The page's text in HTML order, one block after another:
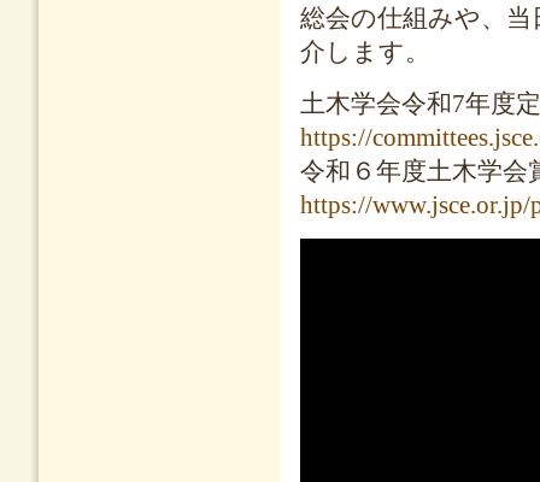
総会の仕組みや、
介します。
土木学会令和7年度
https://
令和６年度土木学会
https://